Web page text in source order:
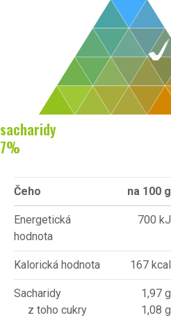
sacharidy
7%
Čeho na 100 g
Energetická
hodnota
700 kJ
Kalorická hodnota 167 kcal
Sacharidy
z toho cukry
1,97 g
1,08 g